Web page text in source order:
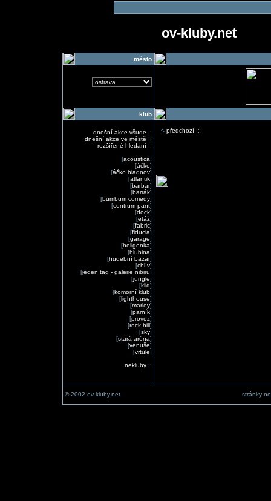
ov-kluby.net
město
klub
dnešní akce všude ::
dnešní akce ve městě ::
rozšířené hledání::
[acoustica]
[áčko]
[áčko hladnov]
[atlantik]
[barbar]
[barrák]
[bumbum comedy]
[centrum pant]
[dock]
[etáž]
[fabric]
[fiducia]
[garage]
[heligonka]
[hlubina]
[hudební bazar]
[chlív]
[jeden tag - galerie nibiru]
[jungle]
[klid]
[komorní klub]
[lighthouse]
[marley]
[parník]
[provoz]
[rock hill]
[sky]
[stará aréna]
[venuše]
[vrtule]
nekluby::
< předchozí::
© 2002 ov-kluby.net stránky